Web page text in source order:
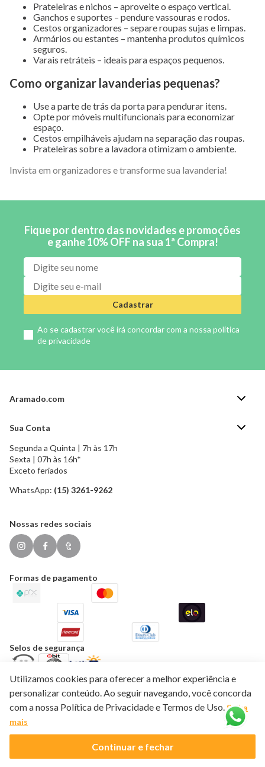
Prateleiras e nichos – aproveite o espaço vertical.
Ganchos e suportes – pendure vassouras e rodos.
Cestos organizadores – separe roupas sujas e limpas.
Armários ou estantes – mantenha produtos químicos
seguros.
Varais retráteis – ideais para espaços pequenos.
Como organizar lavanderias pequenas?
Use a parte de trás da porta para pendurar itens.
Opte por móveis multifuncionais para economizar
espaço.
Cestos empilháveis ajudam na separação das roupas.
Prateleiras sobre a lavadora otimizam o ambiente.
Invista em organizadores e transforme sua lavanderia!
Fique por dentro das novidades e promoções
e ganhe 10% OFF na sua 1ª Compra!
Cadastrar
Ao se cadastrar você irá concordar com a nossa política
de privacidade
Aramado.com
Blog Aramado.com
Política de Privacidade
Política de Troca e Devolução
Política de Frete Grátis
Sua Conta
Minha Conta
Meus pedidos
Segunda a Quinta | 7h às 17h
Sexta | 07h às 16h*
Exceto feriados
WhatsApp: (15) 3261-9262
Nossas redes sociais
Formas de pagamento
Selos de segurança
Aramado.com - CNPJ: 11.567.943/0001-17 - Av. das Monções, 451 - CEP
18548-224 - Porto Feliz/SP - Brasil, CEP 18548-224
Utilizamos cookies para oferecer a melhor experiência e
personalizar conteúdo. Ao seguir navegando, você concorda
com a nossa Política de Privacidade e Termos de Uso. Saiba
mais
Continuar e fechar